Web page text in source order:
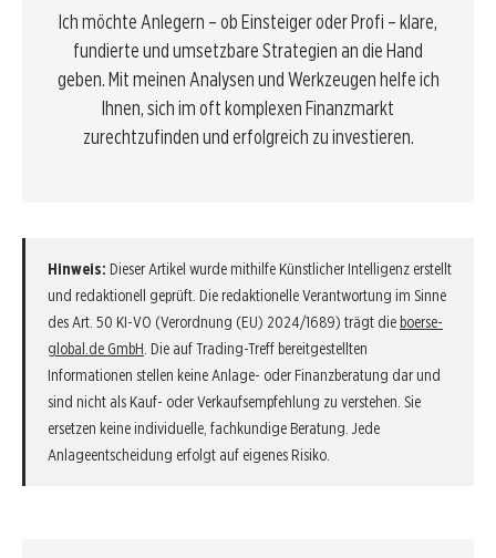
Ich möchte Anlegern – ob Einsteiger oder Profi – klare,
fundierte und umsetzbare Strategien an die Hand
geben. Mit meinen Analysen und Werkzeugen helfe ich
Ihnen, sich im oft komplexen Finanzmarkt
zurechtzufinden und erfolgreich zu investieren.
Hinweis: Dieser Artikel wurde mithilfe Künstlicher Intelligenz erstellt
und redaktionell geprüft. Die redaktionelle Verantwortung im Sinne
des Art. 50 KI-VO (Verordnung (EU) 2024/1689) trägt die boerse-
global.de GmbH. Die auf Trading-Treff bereitgestellten
Informationen stellen keine Anlage- oder Finanzberatung dar und
sind nicht als Kauf- oder Verkaufsempfehlung zu verstehen. Sie
ersetzen keine individuelle, fachkundige Beratung. Jede
Anlageentscheidung erfolgt auf eigenes Risiko.